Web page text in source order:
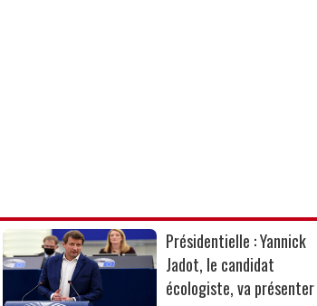
Présidentielle : Yannick
Jadot, le candidat
écologiste, va présenter